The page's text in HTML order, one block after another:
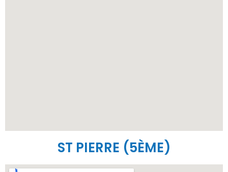
ST PIERRE (5ÈME)